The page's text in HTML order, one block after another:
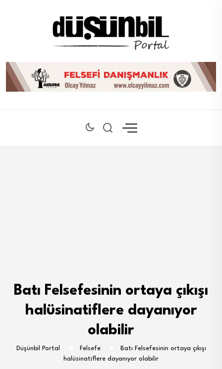
Batı Felsefesinin ortaya çıkışı
halüsinatiflere dayanıyor
olabilir
Düşünbil Portal Felsefe
Batı Felsefesinin ortaya çıkışı
halüsinatiflere dayanıyor olabilir